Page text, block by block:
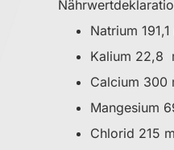
Natrium
Kalium 22,8
Calcium 300
Mangesium
Chlorid 215